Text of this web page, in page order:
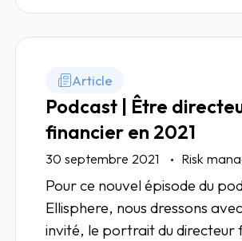
Article
Podcast | Être
financier en 2021
30 septembre 2021 Risk
Pour ce nouvel épisode du
Ellisphere, nous dressons
invité, le portrait du directeur